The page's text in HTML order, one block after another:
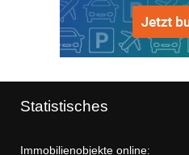
Statistisches
Immobilienobjekte online: